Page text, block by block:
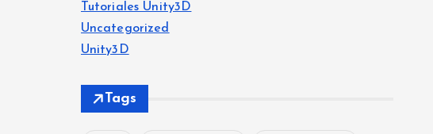
Tutoriales Unity3D
Uncategorized
Unity3D
Tags